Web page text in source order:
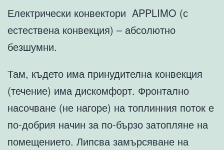
Електрически конвектори APPLIMO (с
естествена конвекция) – абсолютно
безшумни.
Там, където има принудителна конвекция
(течение) има дискомфорт. Фронтално
насочване (не нагоре) на топлинния поток е
по-добрия начин за по-бързо затопляне на
помещението. Липсва замърсяване на